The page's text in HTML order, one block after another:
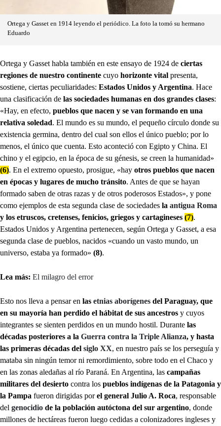
Ortega y Gasset en 1914 leyendo el periódico. La foto la tomó su hermano
Eduardo
Ortega y Gasset habla también en este ensayo de 1924 de ciertas
regiones de nuestro continente cuyo horizonte vital presenta,
sostiene, ciertas peculiaridades: Estados Unidos y Argentina. Hace
una clasificación de las sociedades humanas en dos grandes clases:
«Hay, en efecto, pueblos que nacen y se van formando en una
relativa soledad. El mundo es su mundo, el pequeño círculo donde su
existencia germina, dentro del cual son ellos el único pueblo; por lo
menos, el único que cuenta. Esto aconteció con Egipto y China. El
chino y el egipcio, en la época de su génesis, se creen la humanidad»
(6). En el extremo opuesto, prosigue, «hay otros pueblos que nacen
en épocas y lugares de mucho tránsito. Antes de que se hayan
formado saben de otras razas y de otros poderosos Estados», y pone
como ejemplos de esta segunda clase de sociedades la antigua Roma
y los etruscos, cretenses, fenicios, griegos y cartagineses (7).
Estados Unidos y Argentina pertenecen, según Ortega y Gasset, a esa
segunda clase de pueblos, nacidos «cuando un vasto mundo, un
universo, estaba ya formado» (8).
Lea más: El milagro del error
Esto nos lleva a pensar en las etnias aborígenes del Paraguay, que
en su mayoría han perdido el hábitat de sus ancestros y cuyos
integrantes se sienten perdidos en un mundo hostil. Durante las
décadas posteriores a la Guerra contra la Triple Alianza, y hasta
las primeras décadas del siglo XX, en nuestro país se los perseguía y
mataba sin ningún temor ni remordimiento, sobre todo en el Chaco y
en las zonas aledañas al río Paraná. En Argentina, las campañas
militares del desierto contra los pueblos indígenas de la Patagonia y
la Pampa fueron dirigidas porel general Julio A. Roca, responsable
del genocidio de la población autóctona del sur argentino, donde
millones de hectáreas fueron luego cedidas a colonizadores ingleses y